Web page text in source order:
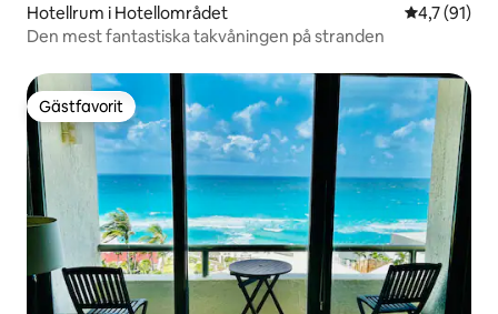
Hotellrum i Hotellområdet 4,7 av 5 i
4,7 (91)
Den mest fantastiska takvåningen på stranden
Gästfavorit
Gästfavorit